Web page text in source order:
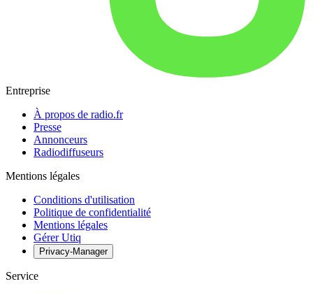
Entreprise
À propos de radio.fr
Presse
Annonceurs
Radiodiffuseurs
Mentions légales
Conditions d'utilisation
Politique de confidentialité
Mentions légales
Gérer Utiq
Privacy-Manager
Service